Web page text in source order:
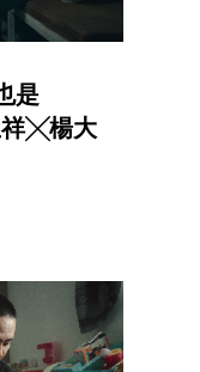
是
祥╳楊大